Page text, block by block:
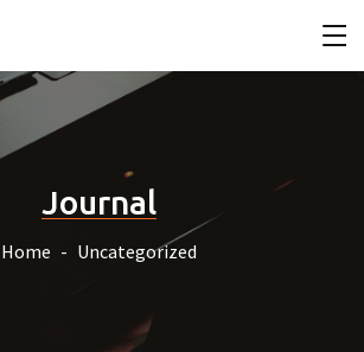
Journal
Home Uncategorized